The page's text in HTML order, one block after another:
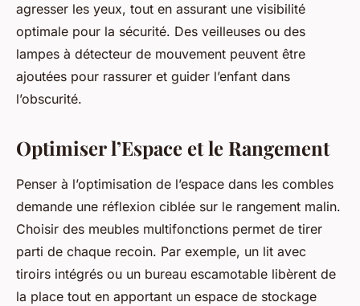
agresser les yeux, tout en assurant une visibilité
optimale pour la sécurité. Des veilleuses ou des
lampes à détecteur de mouvement peuvent être
ajoutées pour rassurer et guider l’enfant dans
l’obscurité.
Optimiser l’Espace et le Rangement
Penser à l’optimisation de l’espace dans les combles
demande une réflexion ciblée sur le rangement malin.
Choisir des meubles multifonctions permet de tirer
parti de chaque recoin. Par exemple, un lit avec
tiroirs intégrés ou un bureau escamotable libèrent de
la place tout en apportant un espace de stockage